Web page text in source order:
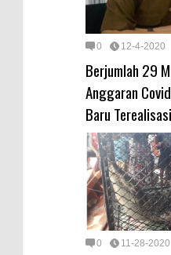
0 12-4-2020
Berjumlah 29
Anggaran
Baru
0 11-28-2020